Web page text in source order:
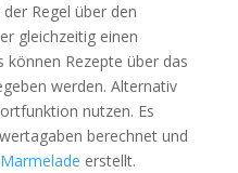
Regel über den
gleichzeitig einen
können Rezepte über das
werden. Alternativ
nutzen. Es
berechnet und
erstellt.